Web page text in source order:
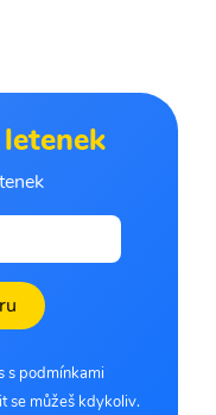
s podmínkami
se můžeš kdykoliv.